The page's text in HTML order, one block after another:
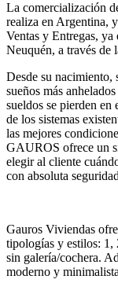
La comercialización
realiza en Argentina,
Ventas y Entregas, ya
Neuquén, a través de
Desde su nacimiento,
sueños más
sueldos se pierden
de los sistemas
las mejores
GAUROS ofrece un
elegir al cliente
con absoluta
Gauros Viviendas
tipologías y estilos: 1,
sin galería/cochera.
moderno y